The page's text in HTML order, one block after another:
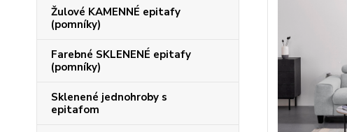
Žulové KAMENNÉ epitafy
(pomníky)
Farebné SKLENENÉ epitafy
(pomníky)
Sklenené jednohroby s
epitafom